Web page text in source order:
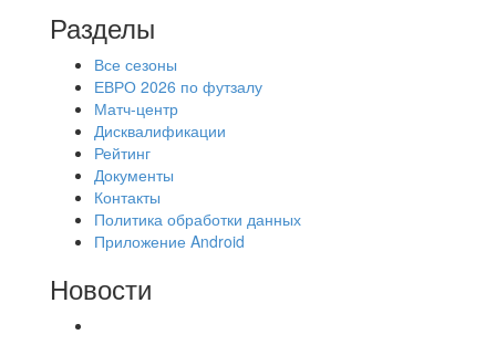
Разделы
Все сезоны
ЕВРО 2026 по футзалу
Матч-центр
Дисквалификации
Рейтинг
Документы
Контакты
Политика обработки данных
Приложение Android
Новости